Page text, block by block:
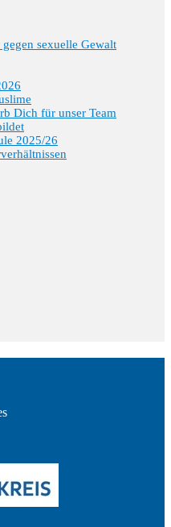
sexuelle Gewalt
Dich für unser Team
2025/26